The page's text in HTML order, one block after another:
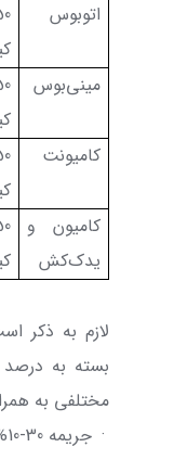
اتوبوس
مینی‌بوس
کامیونت
کامیون و
یدک‌کش
لازم به ذکر
بسته به
مختلفی به
· جریمه 30
-